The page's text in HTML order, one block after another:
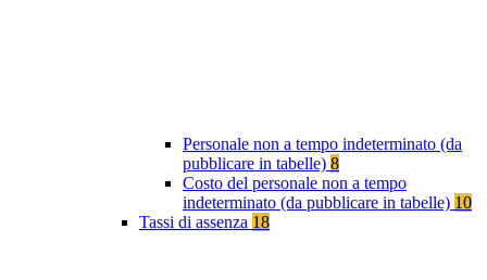
Personale non a tempo indeterminato (da
pubblicare in tabelle) 8
Costo del personale non a tempo
indeterminato (da pubblicare in tabelle) 10
Tassi di assenza 18